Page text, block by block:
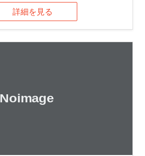
詳細を見る